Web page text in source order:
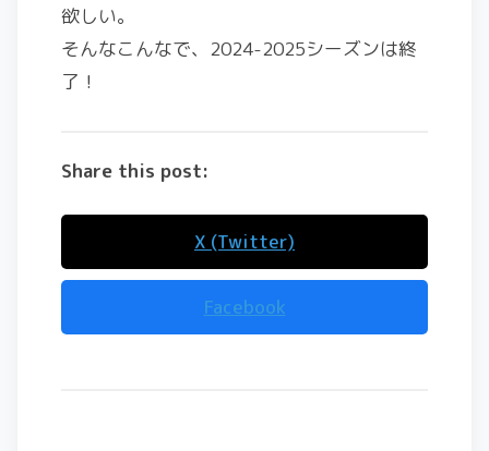
欲しい。
そんなこんなで、2024-2025シーズンは終
了！
Share this post:
X (Twitter)
Facebook